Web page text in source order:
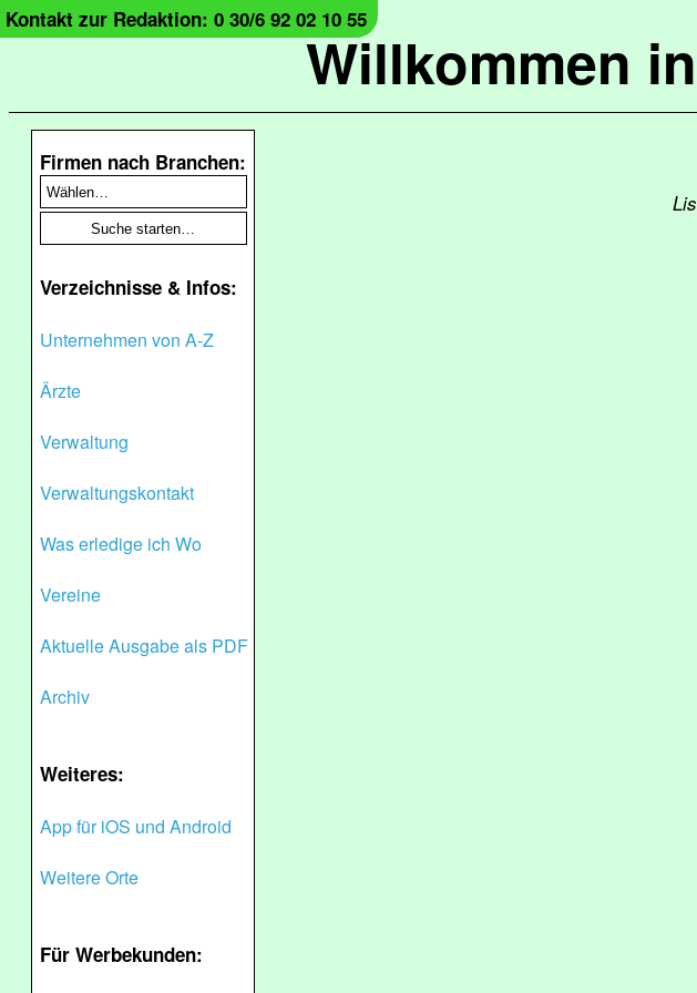
Willkommen
Kontakt zur Redaktion: 0 30/6 92 02 10 55
Firmen nach Branchen:
Verzeichnisse & Infos:
Unternehmen von A-Z
Ärzte
Verwaltung
Verwaltungskontakt
Was erledige ich Wo
Vereine
Aktuelle Ausgabe als PDF
Archiv
Weiteres:
App für iOS und Android
Weitere Orte
Für Werbekunden: